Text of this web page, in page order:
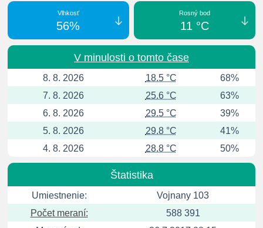
Vlhkosť
56%
Rosný bod
11 °C
V minulosti o tomto čase
8. 8. 2026 18.5 °C
68%
7. 8. 2026
25.6 °C
63%
6. 8. 2026
29.5 °C
39%
5. 8. 2026
29.8 °C
41%
4. 8. 2026
28.8 °C 50%
Štatistika
Umiestnenie:
Vojnany 103
Počet meraní:
588 391